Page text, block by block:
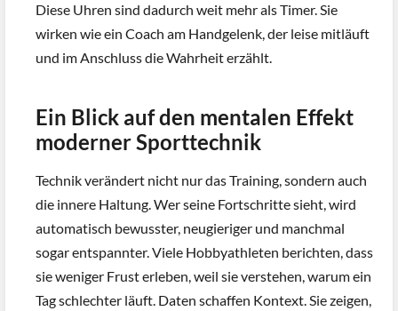
Diese Uhren sind dadurch weit mehr als Timer. Sie
wirken wie ein Coach am Handgelenk, der leise mitläuft
und im Anschluss die Wahrheit erzählt.
Ein Blick auf den mentalen Effekt
moderner Sporttechnik
Technik verändert nicht nur das Training, sondern auch
die innere Haltung. Wer seine Fortschritte sieht, wird
automatisch bewusster, neugieriger und manchmal
sogar entspannter. Viele Hobbyathleten berichten, dass
sie weniger Frust erleben, weil sie verstehen, warum ein
Tag schlechter läuft. Daten schaffen Kontext. Sie zeigen,